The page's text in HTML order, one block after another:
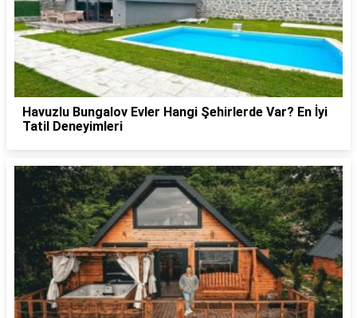
Havuzlu Bungalov Evler Hangi Şehirlerde Var? En İyi
Tatil Deneyimleri